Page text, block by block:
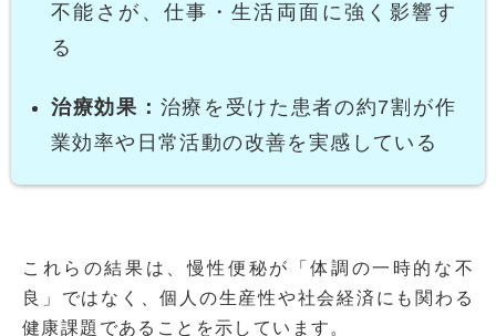
不能さが、仕事・生活両面に強く影響す
る
治療効果： 治療を受けた患者の約7割が作
業効率や日常活動の改善を実感している
これらの結果は、慢性便秘が「体調の一時的な不
良」ではなく、個人の生産性や社会経済にも関わる
健康課題であることを示しています。